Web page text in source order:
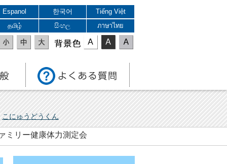
Espanol 한국어
Tiếng Việt
தமிழ்
සිංහල ภาษาไทย
表示色
こにゅうどうくん
ミリー健康体力測定会